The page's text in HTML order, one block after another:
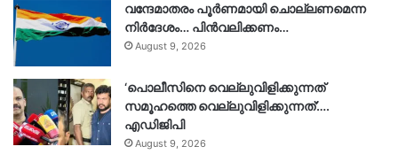
വന്ദേമാതരം പൂർണമായി ചൊല്ലണമെന്ന
നിർദേശം… പിൻവലിക്കണം…
August 9, 2026
‘പൊലീസിനെ വെല്ലുവിളിക്കുന്നത്
സമൂഹത്തെ വെല്ലുവിളിക്കുന്നത്’….
എഡിജിപി
August 9, 2026